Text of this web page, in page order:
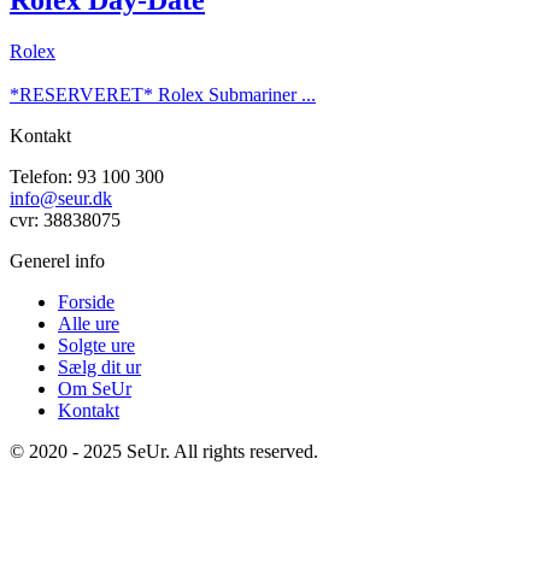
Rolex
*RESERVERET* Rolex Submariner ...
Kontakt
Telefon: 93 100 300
info@seur.dk
cvr: 38838075
Generel info
Forside
Alle ure
Solgte ure
Sælg dit ur
Om SeUr
Kontakt
© 2020 - 2025 SeUr. All rights reserved.